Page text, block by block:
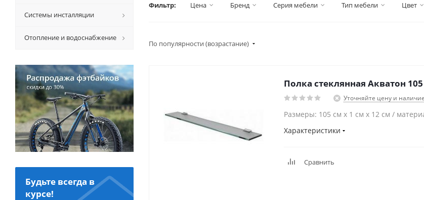
Фильтр: Цена Бренд Серия мебели Тип мебели Цвет
По популярности (возрастание)
Полка стеклянная Акватон 105
Уточняйте цену и наличие
Размеры: 105 см x 1 см x 12 см /
Характеристики
Сравнить
Системы инсталляции
Отопление и водоснабжение
Будьте всегда в
курсе!